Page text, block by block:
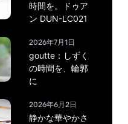
時間を。ドゥア
ン DUN-LC021
2026年7月1日
goutte：しずく
の時間を、輪郭
に
2026年6月2日
静かな華やかさ